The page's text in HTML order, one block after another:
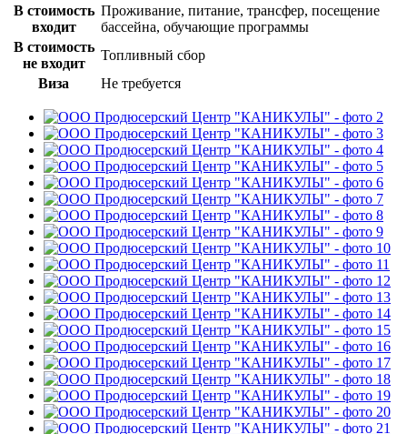
В стоимость
входит
Проживание, питание, трансфер, посещение
бассейна, обучающие программы
В стоимость
не входит
Топливный сбор
Виза
Не требуется